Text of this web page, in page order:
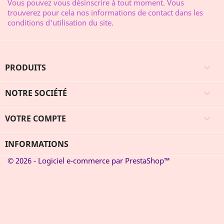
Vous pouvez vous désinscrire à tout moment. Vous
trouverez pour cela nos informations de contact dans les
conditions d'utilisation du site.
PRODUITS 
NOTRE SOCIÉTÉ 
VOTRE COMPTE 
INFORMATIONS
© 2026 - Logiciel e-commerce par PrestaShop™